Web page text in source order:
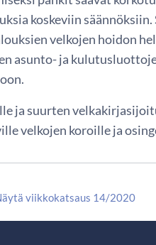
koskeviin
velkojen hoidon
asunto- ja
ja suurten
velkojen koroille ja
viikkokatsaus 14/2020